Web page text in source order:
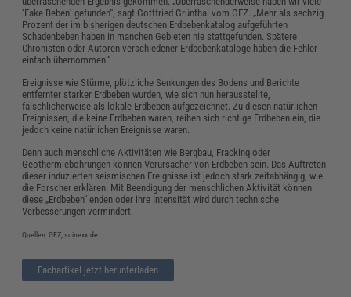
‘Fake Beben’ gefunden“, sagt Gottfried Grünthal vom GFZ. „Mehr als sechzig
Prozent der im bisherigen deutschen Erdbebenkatalog aufgeführten
Schadenbeben haben in manchen Gebieten nie stattgefunden. Spätere
Chronisten oder Autoren verschiedener Erdbebenkataloge haben die Fehler
einfach übernommen.“
Ereignisse wie Stürme, plötzliche Senkungen des Bodens und Berichte
entfernter starker Erdbeben wurden, wie sich nun herausstellte,
fälschlicherweise als lokale Erdbeben aufgezeichnet. Zu diesen natürlichen
Ereignissen, die keine Erdbeben waren, reihen sich richtige Erdbeben ein, die
jedoch keine natürlichen Ereignisse waren.
Denn auch menschliche Aktivitäten wie Bergbau, Fracking oder
Geothermiebohrungen können Verursacher von Erdbeben sein. Das Auftreten
dieser induzierten seismischen Ereignisse ist jedoch stark zeitabhängig, wie
die Forscher erklären. Mit Beendigung der menschlichen Aktivität können
diese „Erdbeben“ enden oder ihre Intensität wird durch technische
Verbesserungen vermindert.
Quellen: GFZ, scinexx.de
Fachartikel jetzt herunterladen